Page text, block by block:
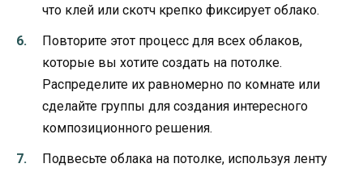
что клей или скотч крепко фиксирует облако.
Повторите этот процесс для всех облаков,
которые вы хотите создать на потолке.
Распределите их равномерно по комнате или
сделайте группы для создания интересного
композиционного решения.
Подвесьте облака на потолке, используя ленту